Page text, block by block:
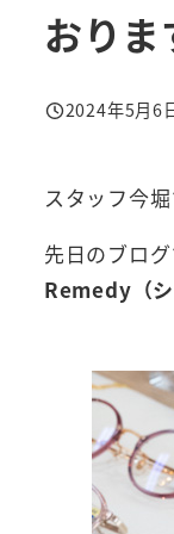
おりま
投稿日
2024年5月6
スタッフ今堀
先日のブロ
Remedy（